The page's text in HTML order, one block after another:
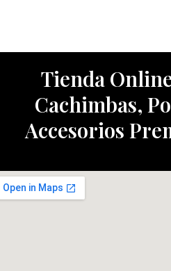
Tienda
Cachimbas,
Accesorios